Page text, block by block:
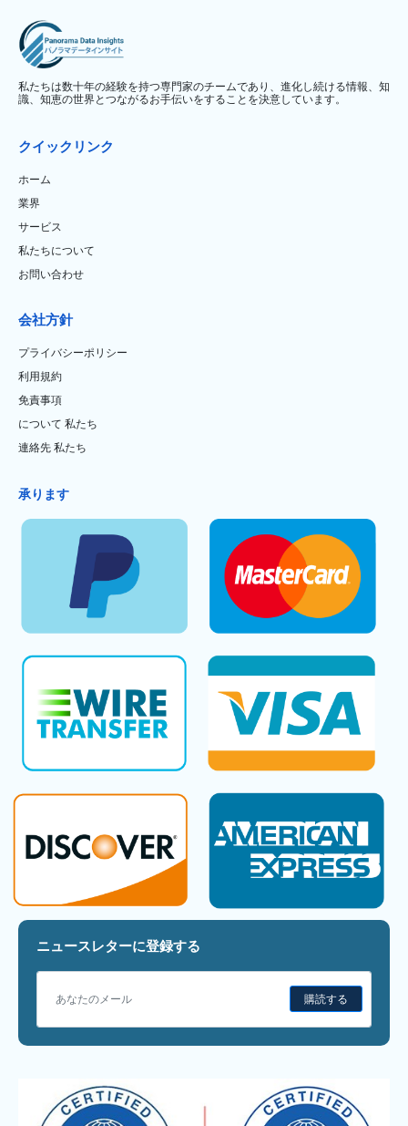
私たちは数十年の経験を持つ専門家のチームであり、進化し続ける情報、知
識、知恵の世界とつながるお手伝いをすることを決意しています。
クイックリンク
ホーム
業界
サービス
私たちについて
お問い合わせ
会社方針
プライバシーポリシー
利用規約
免責事項
について 私たち
連絡先 私たち
承ります
ニュースレターに登録する
購読する